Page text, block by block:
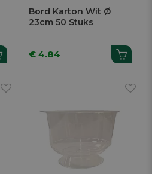
Bord Karton Wit Ø
23cm 50 Stuks
€ 4.84